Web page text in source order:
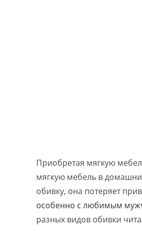
Приобретая мягкую
мягкую мебель в
обивку, она потеряет
особенно с любимым
разных видов обивки